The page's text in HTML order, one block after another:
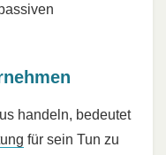
handeln, bedeutet
für sein Tun zu